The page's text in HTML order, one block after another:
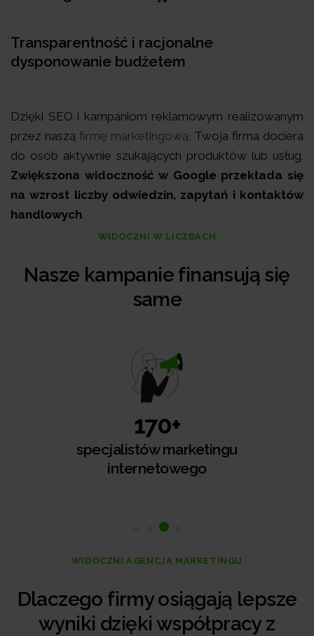
Transparentność i racjonalne
dysponowanie budżetem
Dzięki SEO i kampaniom reklamowym realizowanym
przez naszą firmę marketingową, Twoja firma dociera
do osób aktywnie szukających produktów lub usług.
Zwiększona widoczność w Google przekłada się
na wzrost liczby odwiedzin, zapytań i kontaktów
handlowych.
WIDOCZNI W LICZBACH
Nasze kampanie finansują się
same
170+
specjalistów marketingu
internetowego
WIDOCZNI AGENCJA MARKETINGU
Dlaczego firmy osiągają lepsze
wyniki dzięki współpracy z